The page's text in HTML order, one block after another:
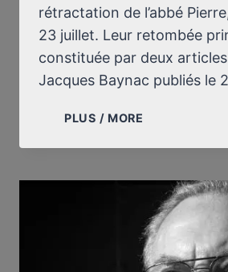
rétractation de l’abbé
23 juillet. Leur retombée
constituée par deux articles
Jacques Baynac publiés le
PLUS / MORE
L’AFFAIRE
ABBÉ
PIERRE
(JANVIER-
OCTOBRE
1996)